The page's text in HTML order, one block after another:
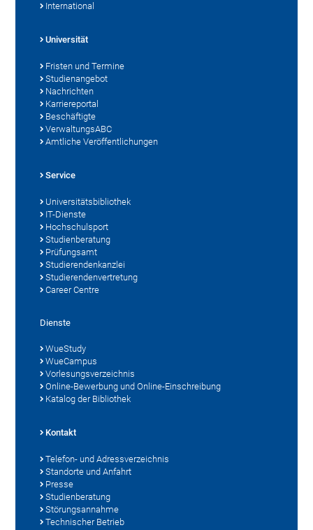
International
Universität
Fristen und Termine
Studienangebot
Nachrichten
Karriereportal
Beschäftigte
VerwaltungsABC
Amtliche Veröffentlichungen
Service
Universitätsbibliothek
IT-Dienste
Hochschulsport
Studienberatung
Prüfungsamt
Studierendenkanzlei
Studierendenvertretung
Career Centre
Dienste
WueStudy
WueCampus
Vorlesungsverzeichnis
Online-Bewerbung und Online-Einschreibung
Katalog der Bibliothek
Kontakt
Telefon- und Adressverzeichnis
Standorte und Anfahrt
Presse
Studienberatung
Störungsannahme
Technischer Betrieb